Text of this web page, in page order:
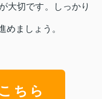
大切です。しっかり
めましょう。
ちら